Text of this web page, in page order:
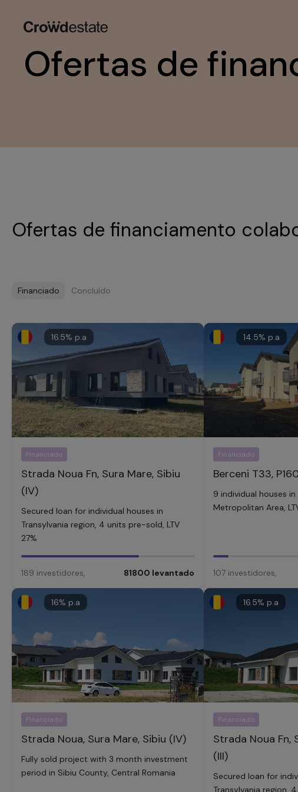
Ofertas de
Ofertas de financiamento
Financiado Concluído
16.5% p.a
Financiado
Strada Noua Fn, Sura Mare, Sibiu
(IV)
Secured loan for individual houses in
Transylvania region, 4 units pre-sold, LTV
27%
189 investidores, 81800 levantado
14.5% p.a
Financiado
Berceni T33,
9 individual houses in
Metropolitan Area,
107 investidores,
16% p.a
Financiado
Strada Noua, Sura Mare, Sibiu (IV)
Fully sold project with 3 month investment
period in Sibiu County, Central Romania
16.5% p.a
Financiado
Strada Noua Fn,
(III)
Secured loan for
Transylvania region,